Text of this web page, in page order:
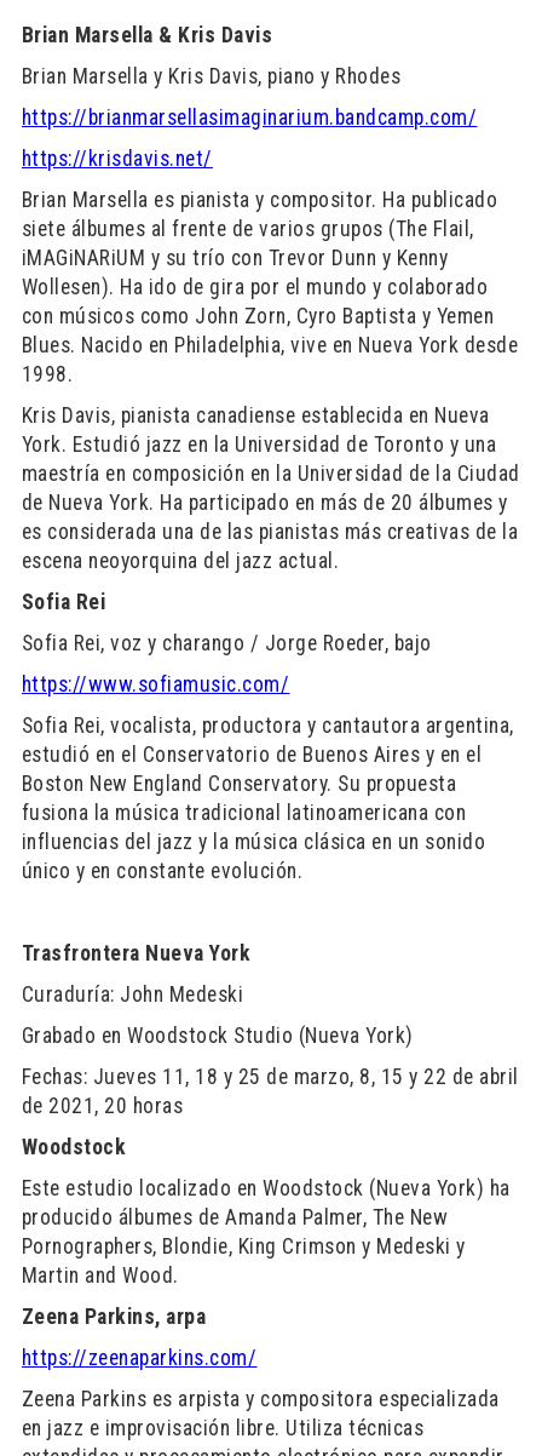
Brian Marsella & Kris Davis
Brian Marsella y Kris Davis, piano y Rhodes
https://brianmarsellasimaginarium.bandcamp.com/
https://krisdavis.net/
Brian Marsella es pianista y compositor. Ha publicado
siete álbumes al frente de varios grupos (The Flail,
iMAGiNARiUM y su trío con Trevor Dunn y Kenny
Wollesen). Ha ido de gira por el mundo y colaborado
con músicos como John Zorn, Cyro Baptista y Yemen
Blues. Nacido en Philadelphia, vive en Nueva York desde
1998.
Kris Davis, pianista canadiense establecida en Nueva
York. Estudió jazz en la Universidad de Toronto y una
maestría en composición en la Universidad de la Ciudad
de Nueva York. Ha participado en más de 20 álbumes y
es considerada una de las pianistas más creativas de la
escena neoyorquina del jazz actual.
Sofia Rei
Sofia Rei, voz y charango / Jorge Roeder, bajo
https://www.sofiamusic.com/
Sofia Rei, vocalista, productora y cantautora argentina,
estudió en el Conservatorio de Buenos Aires y en el
Boston New England Conservatory. Su propuesta
fusiona la música tradicional latinoamericana con
influencias del jazz y la música clásica en un sonido
único y en constante evolución.
Trasfrontera Nueva York
Curaduría: John Medeski
Grabado en Woodstock Studio (Nueva York)
Fechas: Jueves 11, 18 y 25 de marzo, 8, 15 y 22 de abril
de 2021, 20 horas
Woodstock
Este estudio localizado en Woodstock (Nueva York) ha
producido álbumes de Amanda Palmer, The New
Pornographers, Blondie, King Crimson y Medeski y
Martin and Wood.
Zeena Parkins, arpa
https://zeenaparkins.com/
Zeena Parkins es arpista y compositora especializada
en jazz e improvisación libre. Utiliza técnicas